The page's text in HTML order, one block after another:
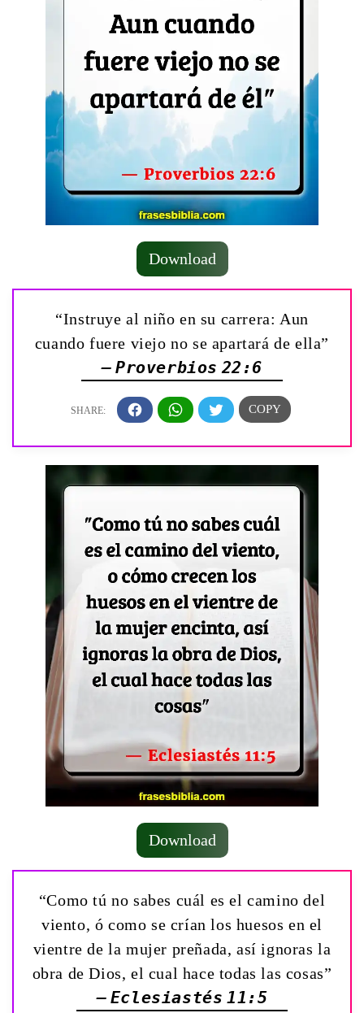
Download
“Instruye al niño en su carrera: Aun
cuando fuere viejo no se apartará de ella”
— Proverbios 22:6
Download
“Como tú no sabes cuál es el camino del
viento, ó como se crían los huesos en el
vientre de la mujer preñada, así ignoras la
obra de Dios, el cual hace todas las cosas”
— Eclesiastés 11:5